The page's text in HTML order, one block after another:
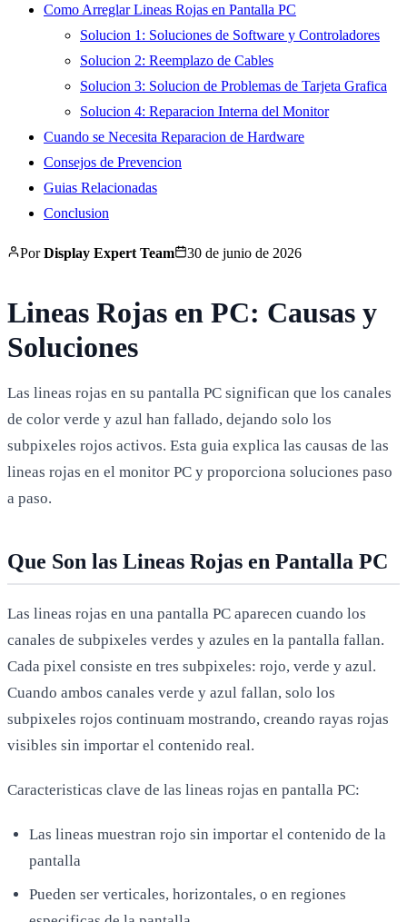
Como Arreglar Lineas Rojas en Pantalla PC
Solucion 1: Soluciones de Software y Controladores
Solucion 2: Reemplazo de Cables
Solucion 3: Solucion de Problemas de Tarjeta Grafica
Solucion 4: Reparacion Interna del Monitor
Cuando se Necesita Reparacion de Hardware
Consejos de Prevencion
Guias Relacionadas
Conclusion
PorDisplay Expert Team 30 de junio de 2026
Lineas Rojas en PC: Causas y
Soluciones
Las lineas rojas en su pantalla PC significan que los canales
de color verde y azul han fallado, dejando solo los
subpixeles rojos activos. Esta guia explica las causas de las
lineas rojas en el monitor PC y proporciona soluciones paso
a paso.
Que Son las Lineas Rojas en Pantalla PC
Las lineas rojas en una pantalla PC aparecen cuando los
canales de subpixeles verdes y azules en la pantalla fallan.
Cada pixel consiste en tres subpixeles: rojo, verde y azul.
Cuando ambos canales verde y azul fallan, solo los
subpixeles rojos continuam mostrando, creando rayas rojas
visibles sin importar el contenido real.
Caracteristicas clave de las lineas rojas en pantalla PC:
Las lineas muestran rojo sin importar el contenido de la
pantalla
Pueden ser verticales, horizontales, o en regiones